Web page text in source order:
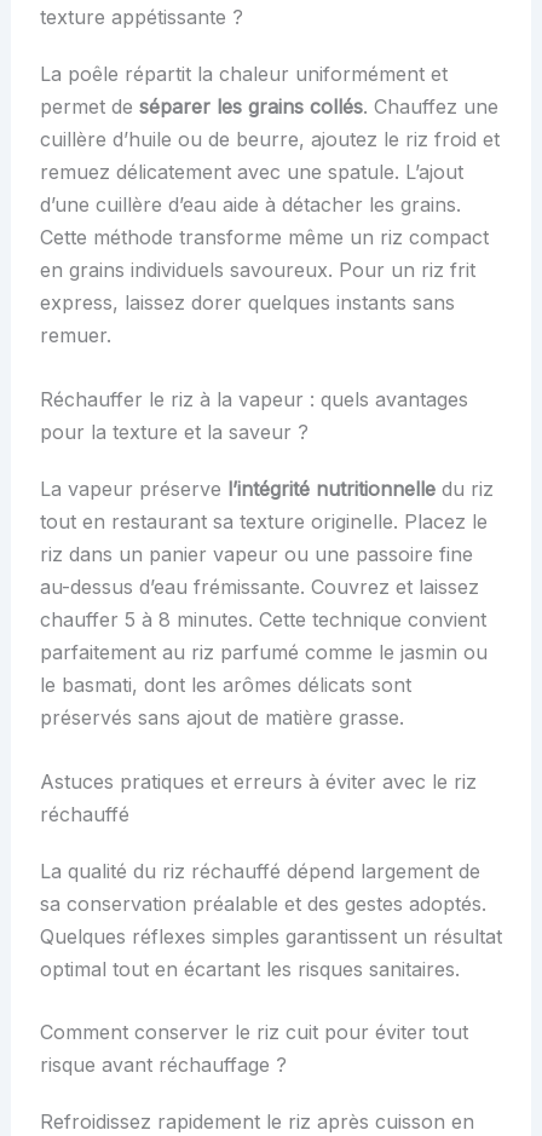
texture appétissante ?
La poêle répartit la chaleur uniformément et
permet de séparer les grains collés. Chauffez une
cuillère d’huile ou de beurre, ajoutez le riz froid et
remuez délicatement avec une spatule. L’ajout
d’une cuillère d’eau aide à détacher les grains.
Cette méthode transforme même un riz compact
en grains individuels savoureux. Pour un riz frit
express, laissez dorer quelques instants sans
remuer.
Réchauffer le riz à la vapeur : quels avantages
pour la texture et la saveur ?
La vapeur préserve l’intégrité nutritionnelledu riz
tout en restaurant sa texture originelle. Placez le
riz dans un panier vapeur ou une passoire fine
au-dessus d’eau frémissante. Couvrez et laissez
chauffer 5 à 8 minutes. Cette technique convient
parfaitement au riz parfumé comme le jasmin ou
le basmati, dont les arômes délicats sont
préservés sans ajout de matière grasse.
Astuces pratiques et erreurs à éviter avec le riz
réchauffé
La qualité du riz réchauffé dépend largement de
sa conservation préalable et des gestes adoptés.
Quelques réflexes simples garantissent un résultat
optimal tout en écartant les risques sanitaires.
Comment conserver le riz cuit pour éviter tout
risque avant réchauffage ?
Refroidissez rapidement le riz après cuisson en